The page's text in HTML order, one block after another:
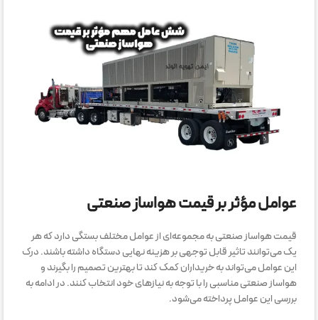
عوامل مؤثر بر قیمت هواساز صنعتی
قیمت هواساز صنعتی به مجموعه‌ای از عوامل مختلف بستگی دارد که هر
یک می‌توانند تاثیر قابل توجهی بر هزینه نهایی دستگاه داشته باشند. درک
این عوامل می‌تواند به خریداران کمک کند تا بهترین تصمیم را بگیرند و
هواساز صنعتی مناسبی را با توجه به نیازهای خود انتخاب کنند. در ادامه به
بررسی این عوامل پرداخته می‌شود.